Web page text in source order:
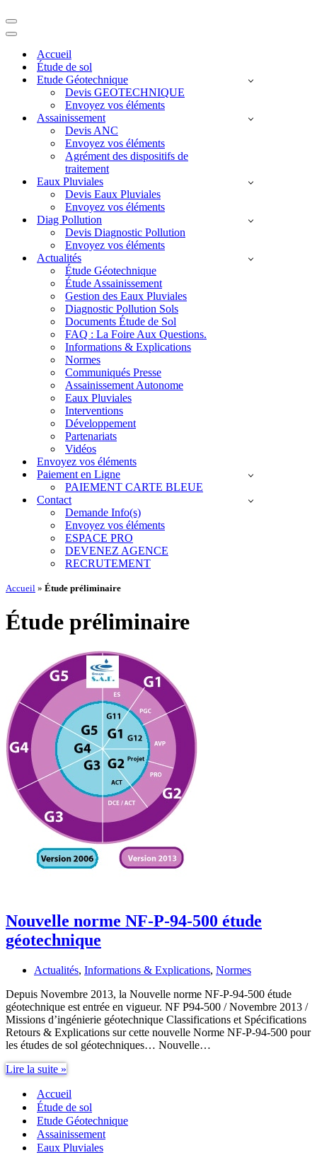
Menu
de
Menu
navigationAccueil
Étude de sol
Etude Géotechnique
Devis GEOTECHNIQUE
Envoyez vos éléments
Assainissement
Devis ANC
Envoyez vos éléments
Agrément des dispositifs de
traitement
Eaux Pluviales
Devis Eaux Pluviales
Envoyez vos éléments
Diag Pollution
Devis Diagnostic Pollution
Envoyez vos éléments
Actualités
Étude Géotechnique
Étude Assainissement
Gestion des Eaux Pluviales
Diagnostic Pollution Sols
Documents Étude de Sol
FAQ : La Foire Aux Questions.
Informations & Explications
Normes
Communiqués Presse
Assainissement Autonome
Eaux Pluviales
Interventions
Développement
Partenariats
Vidéos
Envoyez vos éléments
Paiement en Ligne
PAIEMENT CARTE BLEUE
Contact
Demande Info(s)
Envoyez vos éléments
ESPACE PRO
DEVENEZ AGENCE
RECRUTEMENT
Accueil » Étude préliminaire
Étude préliminaire
Nouvelle norme NF-P-94-500 étude
géotechnique
Actualités, Informations & Explications, Normes
Depuis Novembre 2013, la Nouvelle norme NF-P-94-500 étude
géotechnique est entrée en vigueur. NF P94-500 / Novembre 2013 /
Missions d’ingénierie géotechnique Classifications et Spécifications
Retours & Explications sur cette nouvelle Norme NF-P-94-500 pour
les études de sol géotechniques… Nouvelle…
Lire la suite »
NF-
P-
94-
500
étude
Accueil
Étude de sol
Etude Géotechnique
Assainissement
Eaux Pluviales